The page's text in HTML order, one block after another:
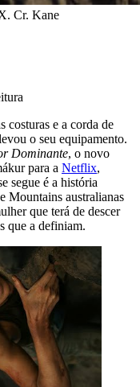
Cr. Kane
costuras e a corda de
o seu equipamento.
Dominante, o novo
para a Netflix,
segue é a história
Mountains australianas
que terá de descer
que a definiam.